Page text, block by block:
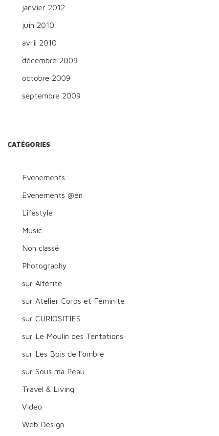
janvier 2012
juin 2010
avril 2010
décembre 2009
octobre 2009
septembre 2009
CATÉGORIES
Evenements
Evenements @en
Lifestyle
Music
Non classé
Photography
sur Altérité
sur Atelier Corps et Féminité
sur CURIOSITIES
sur Le Moulin des Tentations
sur Les Bois de l'ombre
sur Sous ma Peau
Travel & Living
Video
Web Design